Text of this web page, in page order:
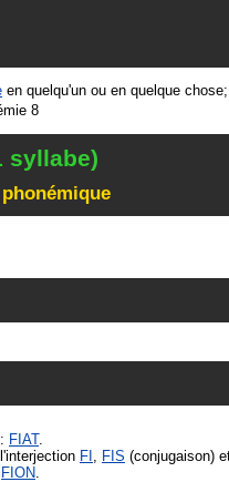
en quelqu'un ou en quelque
8
syllabe)
FIAT.
FI , FIS (conjugaison)
FION.